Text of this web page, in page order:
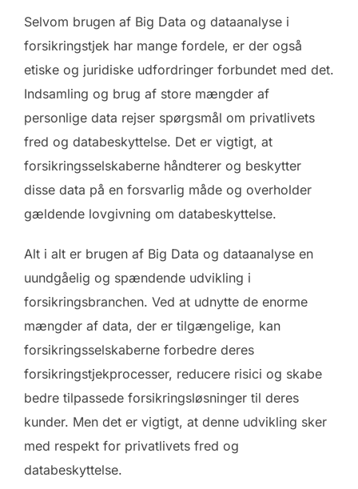
Selvom brugen af Big Data og dataanalyse i
forsikringstjek har mange fordele, er der også
etiske og juridiske udfordringer forbundet med det.
Indsamling og brug af store mængder af
personlige data rejser spørgsmål om privatlivets
fred og databeskyttelse. Det er vigtigt, at
forsikringsselskaberne håndterer og beskytter
disse data på en forsvarlig måde og overholder
gældende lovgivning om databeskyttelse.
Alt i alt er brugen af Big Data og dataanalyse en
uundgåelig og spændende udvikling i
forsikringsbranchen. Ved at udnytte de enorme
mængder af data, der er tilgængelige, kan
forsikringsselskaberne forbedre deres
forsikringstjekprocesser, reducere risici og skabe
bedre tilpassede forsikringsløsninger til deres
kunder. Men det er vigtigt, at denne udvikling sker
med respekt for privatlivets fred og
databeskyttelse.